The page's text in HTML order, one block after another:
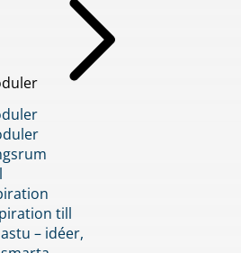
till
– idéer,